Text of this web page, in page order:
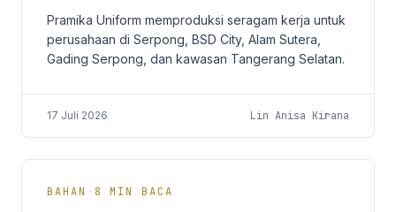
Pramika Uniform memproduksi seragam kerja untuk
perusahaan di Serpong, BSD City, Alam Sutera,
Gading Serpong, dan kawasan Tangerang Selatan.
17 Juli 2026 Lin Anisa Kirana
BAHAN · 8 MIN BACA